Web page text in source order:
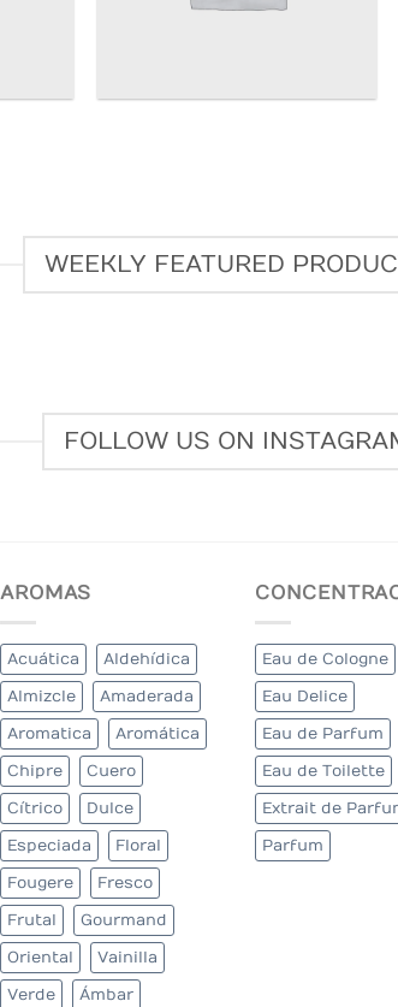
WEEKLY FEATURED
FOLLOW US ON
AROMAS
Acuática Aldehídica
Almizcle Amaderada
Aromatica Aromática
Chipre Cuero
Cítrico Dulce
Especiada Floral
Fougere Fresco
Frutal Gourmand
Oriental Vainilla
Verde Ámbar
Eau de Cologne
Eau Delice
Eau de Parfum
Eau de Toilette
Extrait de
Parfum